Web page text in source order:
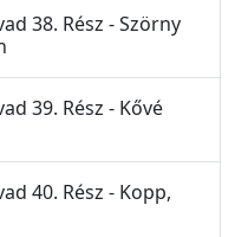
38. Rész - Szörny
39. Rész - Kővé
40. Rész - Kopp,